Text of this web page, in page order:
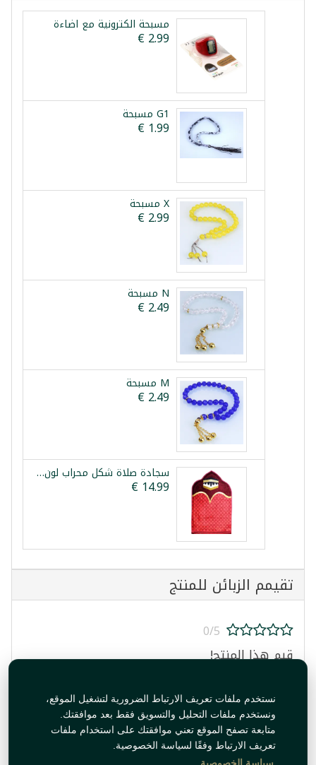
نستخدم ملفات تعريف الارتباط الضرورية لتشغيل الموقع،
ونستخدم ملفات التحليل والتسويق فقط بعد موافقتك.
متابعة تصفح الموقع تعني موافقتك على استخدام ملفات
تعريف الارتباط وفقًا لسياسة الخصوصية.
مسبحة الكترونية مع اضاءة
G1 مسبحة
X مسبحة
N مسبحة
M مسبحة
سجادة صلاة شكل محراب لون احمر 1 قطعة
تقيمم الزبائن للمنتج
0/5
قيم هذا المنتج!
قيم المنتج